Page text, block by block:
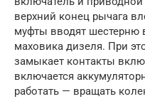
верхний конец рычага
муфты вводят шестерню
маховика дизеля. При
замыкает контакты
включается
работать — вращать